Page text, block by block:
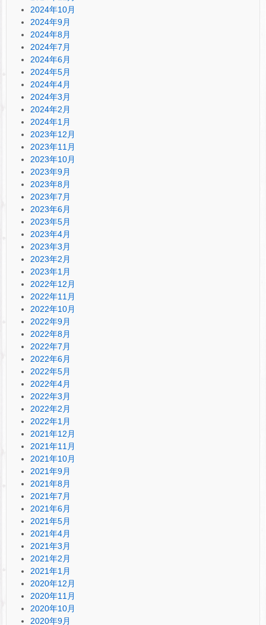
2024年10月
2024年9月
2024年8月
2024年7月
2024年6月
2024年5月
2024年4月
2024年3月
2024年2月
2024年1月
2023年12月
2023年11月
2023年10月
2023年9月
2023年8月
2023年7月
2023年6月
2023年5月
2023年4月
2023年3月
2023年2月
2023年1月
2022年12月
2022年11月
2022年10月
2022年9月
2022年8月
2022年7月
2022年6月
2022年5月
2022年4月
2022年3月
2022年2月
2022年1月
2021年12月
2021年11月
2021年10月
2021年9月
2021年8月
2021年7月
2021年6月
2021年5月
2021年4月
2021年3月
2021年2月
2021年1月
2020年12月
2020年11月
2020年10月
2020年9月